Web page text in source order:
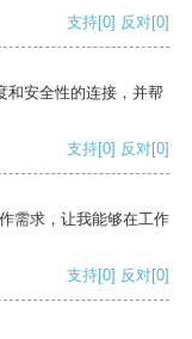
支持[0] 反对[0]
和安全性的连接，并帮
支持[0] 反对[0]
需求，让我能够在工作
支持[0] 反对[0]